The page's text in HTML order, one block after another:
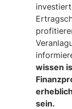
wissen
sein.